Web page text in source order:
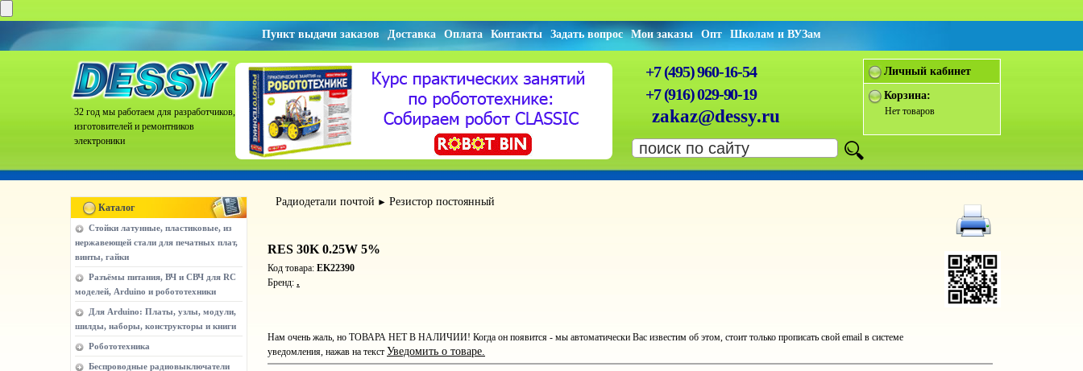
Пункт выдачи заказов Доставка Оплата Контакты Задать вопрос Мои заказы Опт Школам и ВУЗам
32 год мы работаем для разработчиков,
изготовителей и ремонтников
электроники
+7 (495) 960-16-54
+7 (916) 029-90-19
zakaz@dessy.ru
Личный кабинет
Корзина:
Нет товаров
Каталог
Стойки латунные, пластиковые, из
нержавеющей стали для печатных плат,
винты, гайки
Разъёмы питания, ВЧ и СВЧ для RC
моделей, Arduino и робототехники
Для Arduino: Платы, узлы, модули,
шилды, наборы, конструкторы и книги
Робототехника
Беспроводные радиовыключатели
Радиодетали почтой ► Резистор постоянный
RES 30K 0.25W 5%
Код товара: EK22390
Бренд: .
Нам очень жаль, но ТОВАРА НЕТ В НАЛИЧИИ! Когда он появится - мы автоматически Вас известим об этом, стоит только прописать свой email в системе
уведомления, нажав на текст Уведомить о товаре.